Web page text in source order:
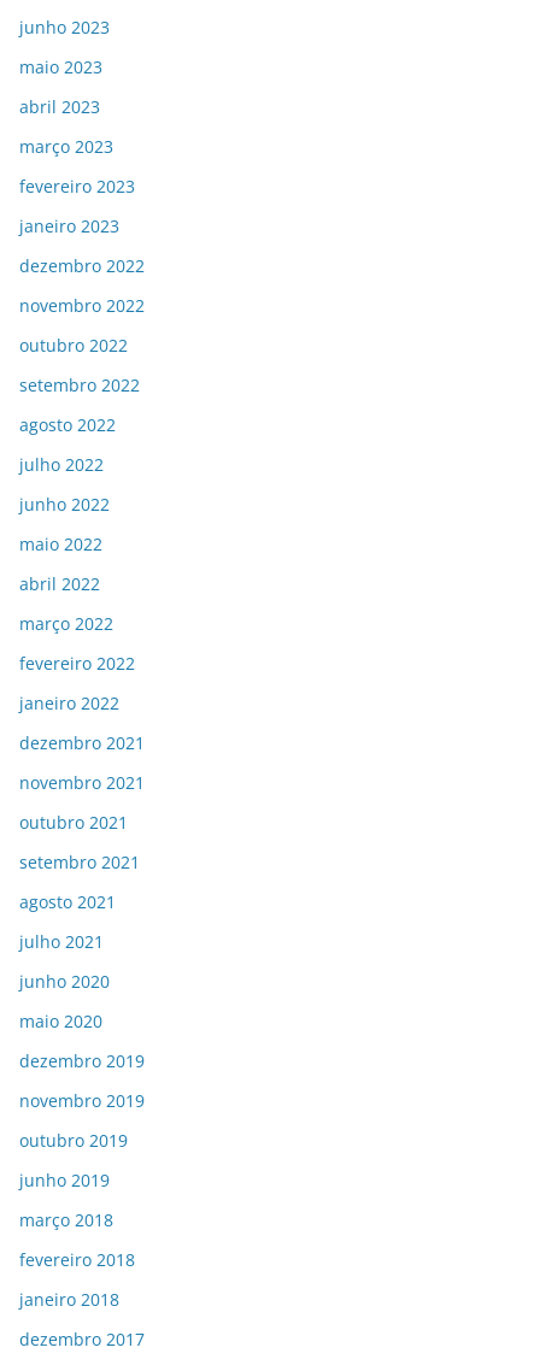
junho 2023
maio 2023
abril 2023
março 2023
fevereiro 2023
janeiro 2023
dezembro 2022
novembro 2022
outubro 2022
setembro 2022
agosto 2022
julho 2022
junho 2022
maio 2022
abril 2022
março 2022
fevereiro 2022
janeiro 2022
dezembro 2021
novembro 2021
outubro 2021
setembro 2021
agosto 2021
julho 2021
junho 2020
maio 2020
dezembro 2019
novembro 2019
outubro 2019
junho 2019
março 2018
fevereiro 2018
janeiro 2018
dezembro 2017